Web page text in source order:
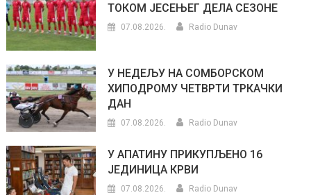
ТОКОМ ЈЕСЕЊЕГ ДЕЛА СЕЗОНЕ
07.08.2026. Radio Dunav
У НЕДЕЉУ НА СОМБОРСКОМ
ХИПОДРОМУ ЧЕТВРТИ ТРКАЧКИ
ДАН
07.08.2026. Radio Dunav
У АПАТИНУ ПРИКУПЉЕНО 16
ЈЕДИНИЦА КРВИ
07.08.2026. Radio Dunav